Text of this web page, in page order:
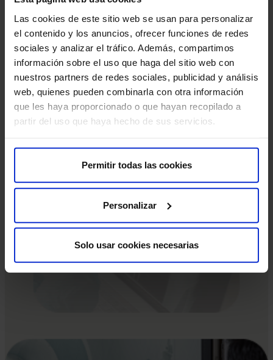
Las cookies de este sitio web se usan para personalizar
el contenido y los anuncios, ofrecer funciones de redes
sociales y analizar el tráfico. Además, compartimos
información sobre el uso que haga del sitio web con
nuestros partners de redes sociales, publicidad y análisis
web, quienes pueden combinarla con otra información
que les haya proporcionado o que hayan recopilado a
partir del uso que haya hecho de sus servicios.
Permitir todas las cookies
Personalizar
Solo usar cookies necesarias
Antes de la prueba, te entregaremos el Consentimiento
Informado, un documento con información importante
que deberás leer y firmar.
Si tu cita es para una Resonancia Magnética (RM), es
crucial que nos informes sobre la presencia de
marcapasos, objetos metálicos, prótesis (incluidas las
dentales), tatuajes o dispositivos de infusión de
medicamentos, como bombas de insulina.
como en cualquier procedimiento médico, existe una
mínima posibilidad de incidencia.